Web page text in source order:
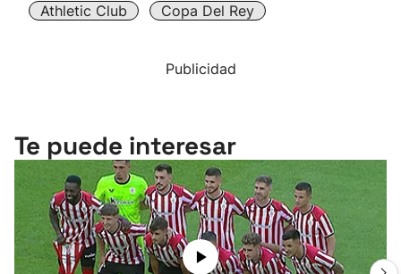
"Helmuga"
Athletic Club Copa Del Rey
Publicidad
Te puede interesar